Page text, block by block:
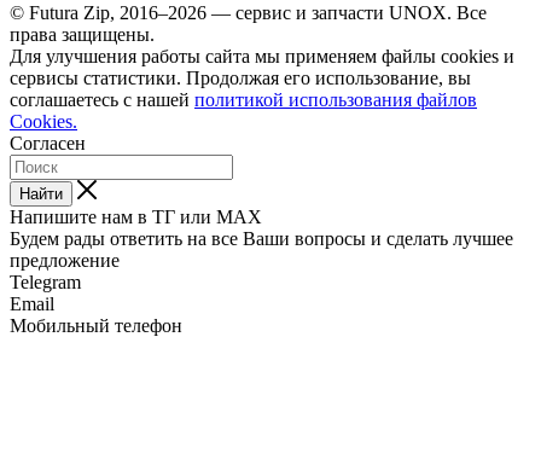
© Futura Zip, 2016–2026 — сервис и запчасти UNOX. Все
права защищены.
Для улучшения работы сайта мы применяем файлы cookies и
сервисы статистики. Продолжая его использование, вы
соглашаетесь с нашей политикой использования файлов
Cookies.
Согласен
Найти
Напишите нам в ТГ или MAX
Будем рады ответить на все Ваши вопросы и сделать лучшее
предложение
Telegram
Email
Мобильный телефон